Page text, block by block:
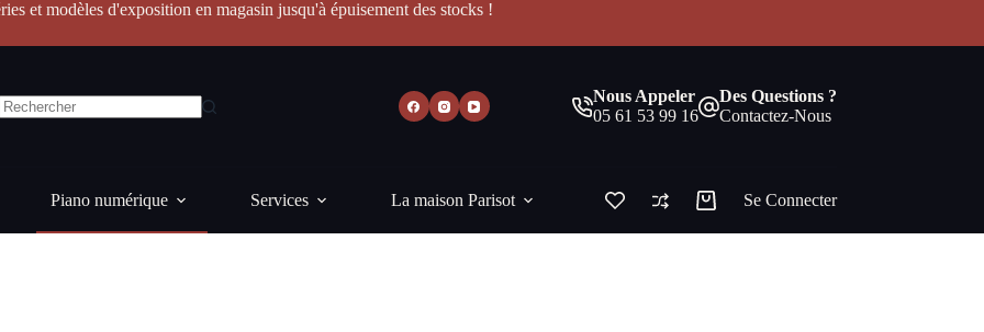
et modèles d'exposition en magasin jusqu'à épuisement des stocks !
Nous Appeler
05 61 53 99 16
Des Questions ?
Contactez-Nous
Piano numérique Services La maison Parisot
Panier
Se Connecter